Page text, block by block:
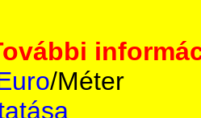
/Méter